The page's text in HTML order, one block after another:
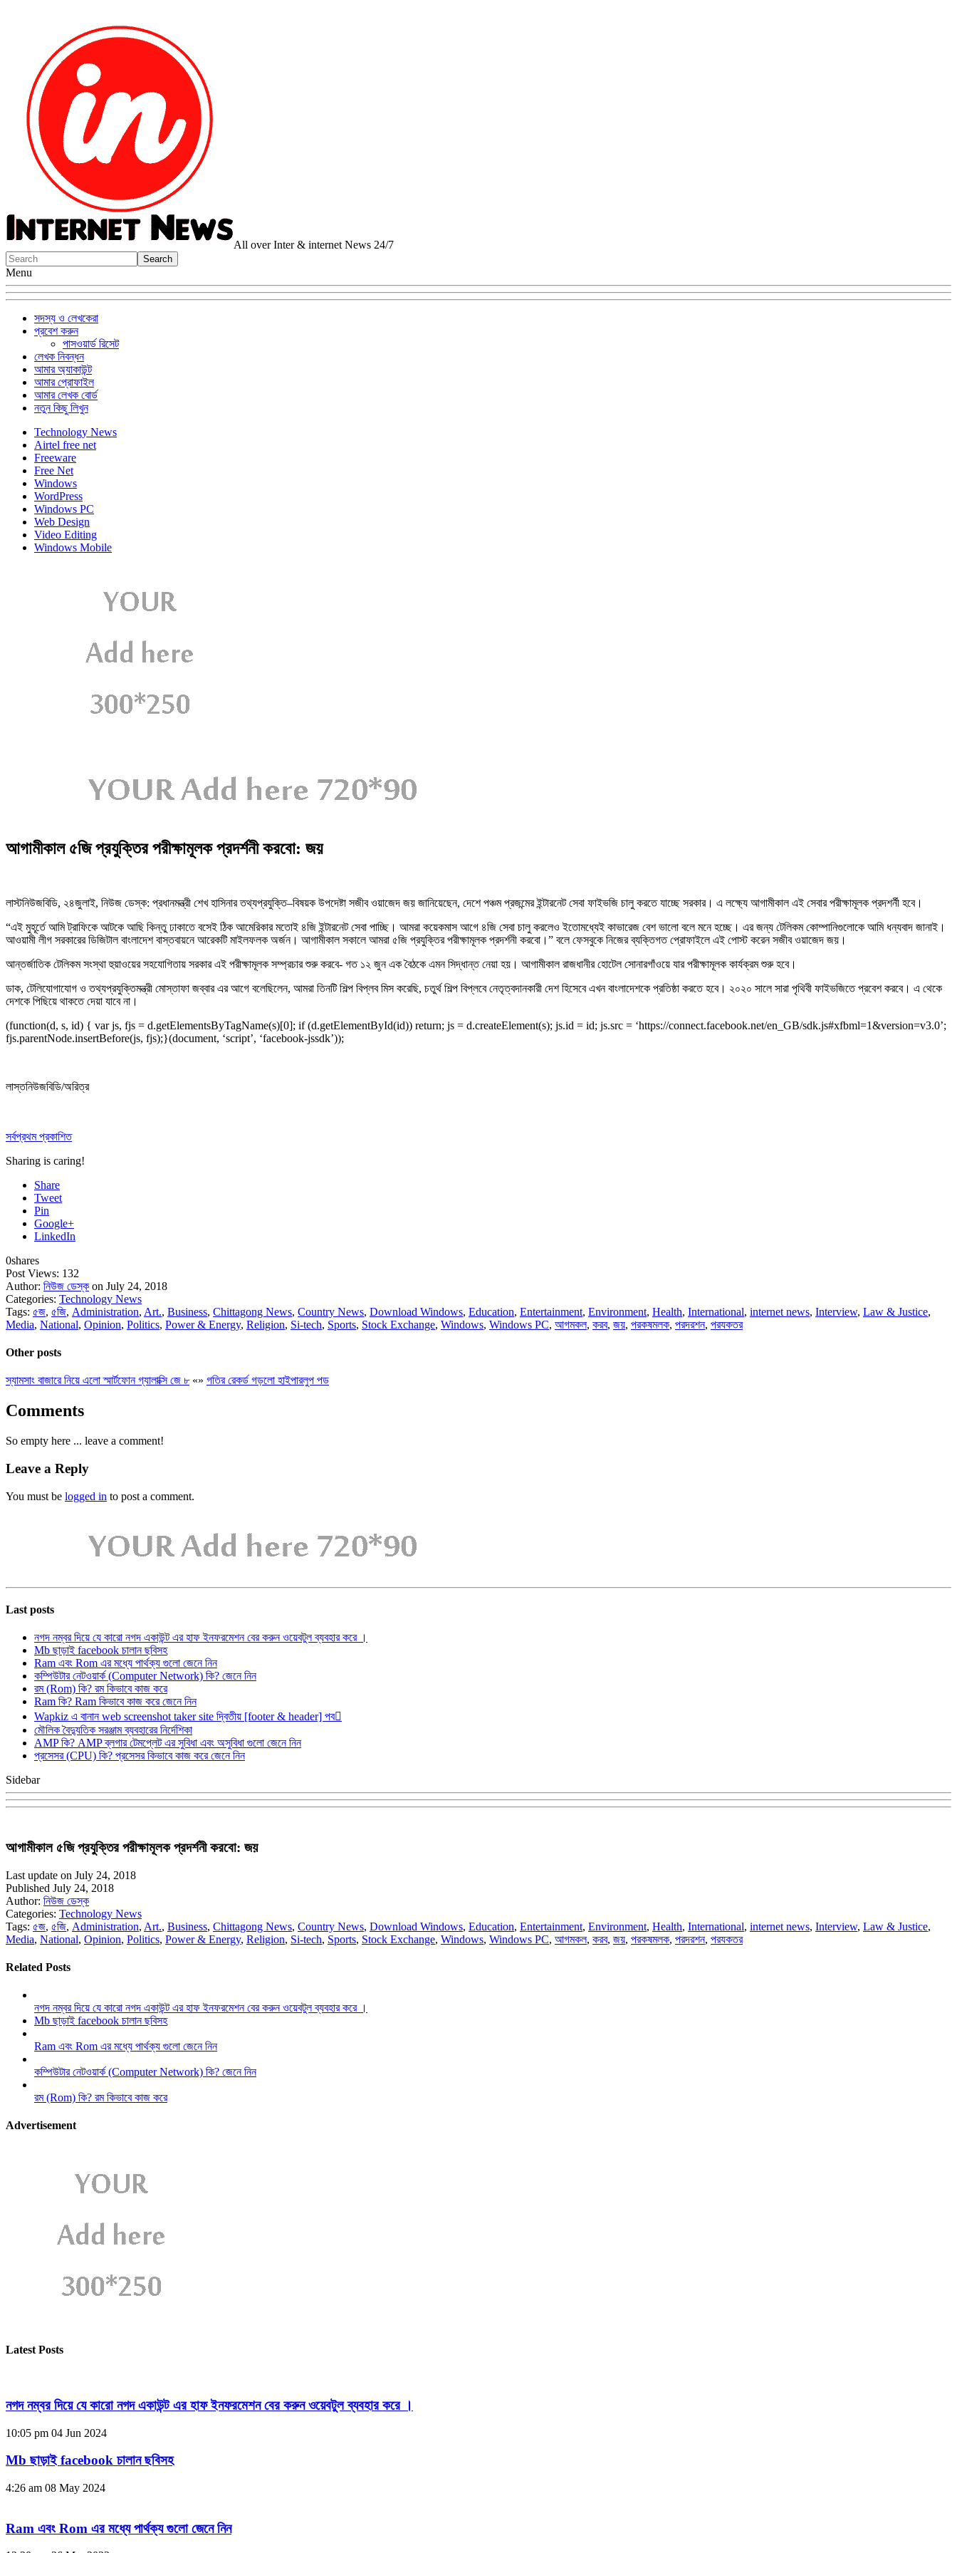
All over Inter & internet News 24/7
Menu
সদস্য ও লেখকেরা
প্রবেশ করুন
পাসওয়ার্ড রিসেট
লেখক নিবন্ধন
আমার অ্যাকাউন্ট
আমার প্রোফাইল
আমার লেখক বোর্ড
নতুন কিছু লিখুন
Technology News
Airtel free net
Freeware
Free Net
Windows
WordPress
Windows PC
Web Design
Video Editing
Windows Mobile
আগামীকাল ৫জি প্রযুক্তির পরীক্ষামূলক প্রদর্শনী করবো: জয়
লাস্টনিউজবিডি, ২৪জুলাই, নিউজ ডেস্ক: প্রধানমন্ত্রী শেখ হাসিনার তথ্যপ্রযুক্তি–বিষয়ক উপদেষ্টা সজীব ওয়াজেদ জয় জানিয়েছেন, দেশে পঞ্চম প্রজন্মের ইন্টারনেট সেবা ফাইভজি চালু করতে যাচ্ছে সরকার। এ লক্ষ্যে আগামীকাল এই সেবার পরীক্ষামূলক প্রদশর্নী হবে।
“এই মুহূর্তে আমি ট্রাফিকে আটকে আছি কিন্তু ঢাকাতে বসেই ঠিক আমেরিকার মতোই ৪জি ইন্টারনেট সেবা পাচ্ছি। আমরা কয়েকমাস আগে ৪জি সেবা চালু করলেও ইতোমধ্যেই কাভারেজ বেশ ভালো বলে মনে হচ্ছে। এর জন্য টেলিকম কোম্পানিগুলোকে আমি ধন্যবাদ জানাই।
আওয়ামী লীগ সরকারের ডিজিটাল বাংলাদেশ বাস্তবায়নে আরেকটি মাইলফলক অর্জন। আগামীকাল সকালে আমরা ৫জি প্রযুক্তির পরীক্ষামূলক প্রদর্শনী করবো।” বলে ফেসবুকে নিজের ব্যক্তিগত প্রোফাইলে এই পোস্ট করেন সজীব ওয়াজেদ জয়।
আন্তর্জাতিক টেলিকম সংস্থা হুয়াওয়ের সহযোগিতায় সরকার এই পরীক্ষামূলক সম্প্রচার শুরু করবে- গত ১২ জুন এক বৈঠকে এমন সিদ্ধান্ত নেয়া হয়। আগামীকাল রাজধানীর হোটেল সোনারগাঁওয়ে যার পরীক্ষামূলক কার্যক্রম শুরু হবে।
ডাক, টেলিযোগাযোগ ও তথ্যপ্রযুক্তিমন্ত্রী মোস্তাফা জব্বার এর আগে বলেছিলেন, আমরা তিনটি শিল্প বিপ্লব মিস করেছি, চতুর্থ শিল্প বিপ্লবে নেতৃত্বদানকারী দেশ হিসেবে এখন বাংলাদেশকে প্রতিষ্ঠা করতে হবে। ২০২০ সালে সারা পৃথিবী ফাইভজিতে প্রবেশ করবে। এ থেকে
দেশকে পিছিয়ে থাকতে দেয়া যাবে না।
(function(d, s, id) { var js, fjs = d.getElementsByTagName(s)[0]; if (d.getElementById(id)) return; js = d.createElement(s); js.id = id; js.src = ‘https://connect.facebook.net/en_GB/sdk.js#xfbml=1&version=v3.0’;
fjs.parentNode.insertBefore(js, fjs);}(document, ‘script’, ‘facebook-jssdk’));
লাস্তনিউজবিডি/অরিত্র
সর্বপ্রথম প্রকাশিত
Sharing is caring!
Share
Tweet
Pin
Google+
LinkedIn
0shares
Post Views: 132
Author: নিউজ ডেস্ক on July 24, 2018
Categories: Technology News
Tags: ৫জ, ৫জি, Administration, Art., Business, Chittagong News, Country News, Download Windows, Education, Entertainment, Environment, Health, International, internet news, Interview, Law & Justice,
Media, National, Opinion, Politics, Power & Energy, Religion, Si-tech, Sports, Stock Exchange, Windows, Windows PC, আগমকল, করব, জয়, পরকষমলক, পরদরশন, পরযকতর
Other posts
স্যামসাং বাজারে নিয়ে এলো স্মার্টফোন গ্যালাক্সি জে ৮«» গতির রেকর্ড গড়লো হাইপারলুপ পড
Comments
So empty here ... leave a comment!
Leave a Reply
You must be logged in to post a comment.
Last posts
নগদ নম্বর দিয়ে যে কারো নগদ একাউন্ট এর হাফ ইনফরমেশন বের করুন ওয়েবটুল ব্যবহার করে ।
Mb ছাড়াই facebook চালান ছবিসহ
Ram এবং Rom এর মধ্যে পার্থক্য গুলো জেনে নিন
কম্পিউটার নেটওয়ার্ক (Computer Network) কি? জেনে নিন
রম (Rom) কি? রম কিভাবে কাজ করে
Ram কি? Ram কিভাবে কাজ করে জেনে নিন
Wapkiz এ বানান web screenshot taker site দ্বিতীয় [footer & header] পব
মৌলিক বৈদ্যুতিক সরঞ্জাম ব্যবহারের নির্দেশিকা
AMP কি? AMP ব্লগার টেমপ্লেট এর সুবিধা এবং অসুবিধা গুলো জেনে নিন
প্রসেসর (CPU) কি? প্রসেসর কিভাবে কাজ করে জেনে নিন
Sidebar
আগামীকাল ৫জি প্রযুক্তির পরীক্ষামূলক প্রদর্শনী করবো: জয়
Last update on July 24, 2018
Published July 24, 2018
Author: নিউজ ডেস্ক
Categories: Technology News
Tags: ৫জ, ৫জি, Administration, Art., Business, Chittagong News, Country News, Download Windows, Education, Entertainment, Environment, Health, International, internet news, Interview, Law & Justice,
Media, National, Opinion, Politics, Power & Energy, Religion, Si-tech, Sports, Stock Exchange, Windows, Windows PC, আগমকল, করব, জয়, পরকষমলক, পরদরশন, পরযকতর
Related Posts
নগদ নম্বর দিয়ে যে কারো নগদ একাউন্ট এর হাফ ইনফরমেশন বের করুন ওয়েবটুল ব্যবহার করে ।
Mb ছাড়াই facebook চালান ছবিসহ
Ram এবং Rom এর মধ্যে পার্থক্য গুলো জেনে নিন
কম্পিউটার নেটওয়ার্ক (Computer Network) কি? জেনে নিন
রম (Rom) কি? রম কিভাবে কাজ করে
Advertisement
Latest Posts
নগদ নম্বর দিয়ে যে কারো নগদ একাউন্ট এর হাফ ইনফরমেশন বের করুন ওয়েবটুল ব্যবহার করে ।
10:05 pm 04 Jun 2024
Mb ছাড়াই facebook চালান ছবিসহ
4:26 am 08 May 2024
Ram এবং Rom এর মধ্যে পার্থক্য গুলো জেনে নিন